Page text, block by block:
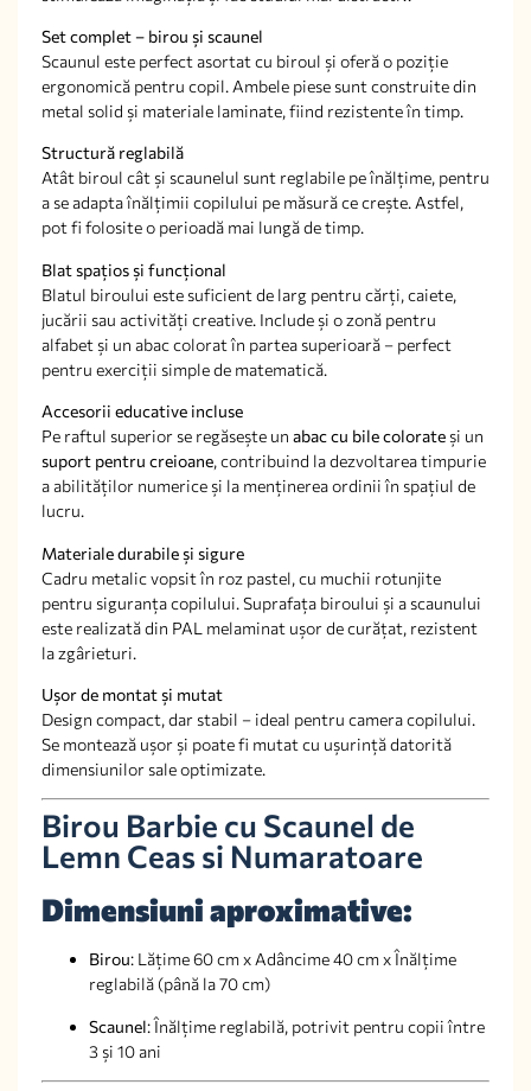
Set complet – birou și scaunel
Scaunul este perfect asortat cu biroul și oferă o poziție
ergonomică pentru copil. Ambele piese sunt construite din
metal solid și materiale laminate, fiind rezistente în timp.
Structură reglabilă
Atât biroul cât și scaunelul sunt reglabile pe înălțime, pentru
a se adapta înălțimii copilului pe măsură ce crește. Astfel,
pot fi folosite o perioadă mai lungă de timp.
Blat spațios și funcțional
Blatul biroului este suficient de larg pentru cărți, caiete,
jucării sau activități creative. Include și o zonă pentru
alfabet și un abac colorat în partea superioară – perfect
pentru exerciții simple de matematică.
Accesorii educative incluse
Pe raftul superior se regăsește un abac cu bile colorate și un
suport pentru creioane, contribuind la dezvoltarea timpurie
a abilităților numerice și la menținerea ordinii în spațiul de
lucru.
Materiale durabile și sigure
Cadru metalic vopsit în roz pastel, cu muchii rotunjite
pentru siguranța copilului. Suprafața biroului și a scaunului
este realizată din PAL melaminat ușor de curățat, rezistent
la zgârieturi.
Ușor de montat și mutat
Design compact, dar stabil – ideal pentru camera copilului.
Se montează ușor și poate fi mutat cu ușurință datorită
dimensiunilor sale optimizate.
Birou Barbie cu Scaunel de
Lemn Ceas si Numaratoare
Dimensiuni aproximative:
Birou: Lățime 60 cm x Adâncime 40 cm x Înălțime
reglabilă (până la 70 cm)
Scaunel: Înălțime reglabilă, potrivit pentru copii între
3 și 10 ani